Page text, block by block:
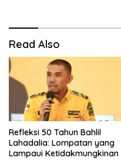
Read Also
Refleksi 50 Tahun Bahlil
Lahadalia: Lompatan yang
Lampaui Ketidakmungkinan